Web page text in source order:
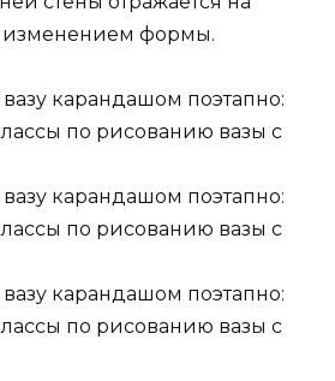
изменением формы.